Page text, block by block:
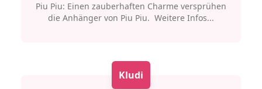
Piu Piu: Einen zauberhaften Charme versprühen
die Anhänger von Piu Piu. Weitere Infos...
Kludi